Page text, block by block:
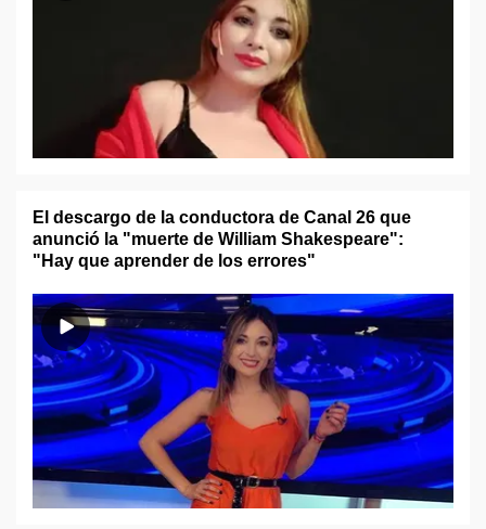
El descargo de la conductora de Canal 26 que
anunció la "muerte de William Shakespeare":
"Hay que aprender de los errores"